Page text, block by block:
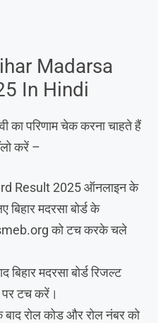
Madarsa
In Hindi
का परिणाम चेक करना चाहते हैं
करें –
Result 2025 ऑनलाइन के
मदरसा बोर्ड के
को टच करके चले
मदरसा बोर्ड रिजल्ट
पर टच करें।
रोल कोड और रोल नंबर को